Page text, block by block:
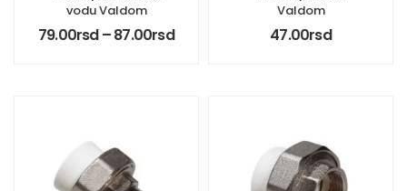
vodu Valdom
79.00rsd–87.00rsd
Valdom
47.00rsd